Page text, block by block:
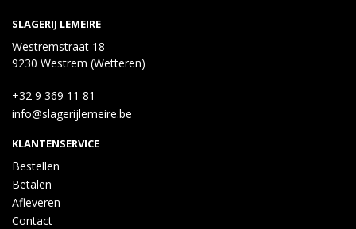
SLAGERIJ LEMEIRE
Westremstraat 18
9230 Westrem (Wetteren)
+32 9 369 11 81
info@slagerijlemeire.be
KLANTENSERVICE
Bestellen
Betalen
Afleveren
Contact